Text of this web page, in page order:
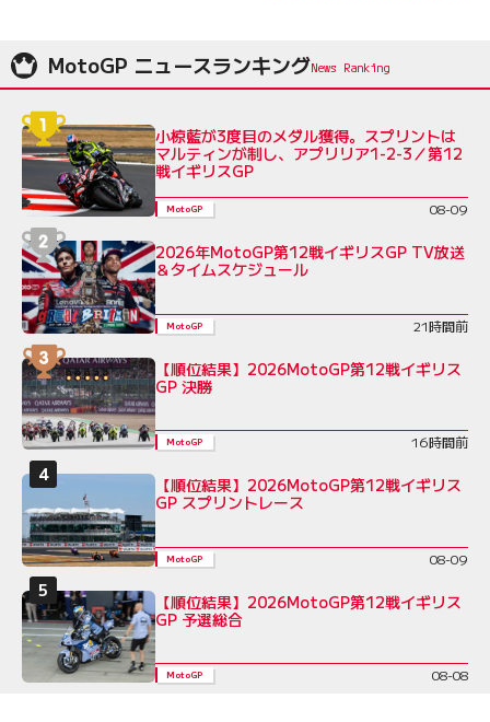
MotoGP ニュースランキング
小椋藍が3度目のメダル獲得。スプリントは
マルティンが制し、アプリリア1-2-3／第12
戦イギリスGP
MotoGP 08-09
2026年MotoGP第12戦イギリスGP TV放送
＆タイムスケジュール
MotoGP 21時間前
【順位結果】2026MotoGP第12戦イギリス
GP 決勝
MotoGP 16時間前
【順位結果】2026MotoGP第12戦イギリス
GP スプリントレース
MotoGP 08-09
【順位結果】2026MotoGP第12戦イギリス
GP 予選総合
MotoGP 08-08